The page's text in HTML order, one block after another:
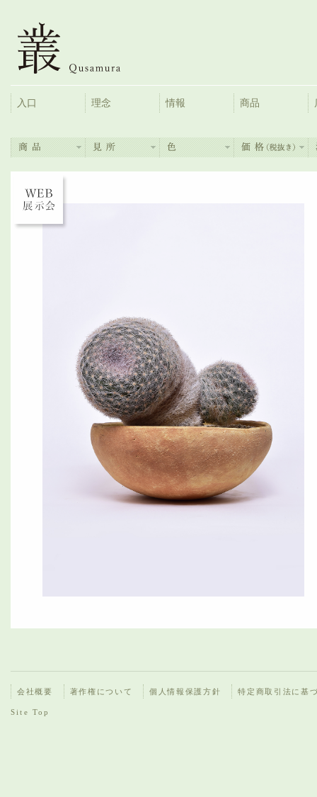
入口 理念 情報 商品
会社概要 著作権について 個人情報保護方針 特定商取引法に基
Site Top